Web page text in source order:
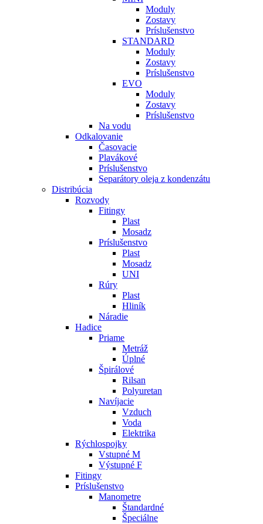
Moduly
Zostavy
Príslušenstvo
STANDARD
Moduly
Zostavy
Príslušenstvo
EVO
Moduly
Zostavy
Príslušenstvo
Na vodu
Odkalovanie
Časovacie
Plavákové
Príslušenstvo
Separátory oleja z kondenzátu
Distribúcia
Rozvody
Fitingy
Plast
Mosadz
Príslušenstvo
Plast
Mosadz
UNI
Rúry
Plast
Hliník
Náradie
Hadice
Priame
Metráž
Úplné
Špirálové
Rilsan
Polyuretan
Navíjacie
Vzduch
Voda
Elektrika
Rýchlospojky
Vstupné M
Výstupné F
Fitingy
Príslušenstvo
Manometre
Štandardné
Špeciálne